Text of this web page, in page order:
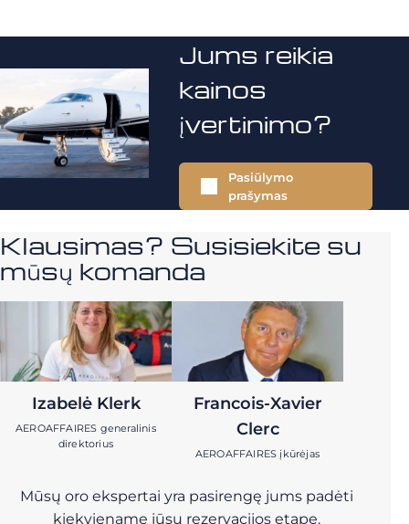
Jums reikia
kainos
įvertinimo?
Pasiūlymo
prašymas
Klausimas? Susisiekite su
mūsų komanda
Izabelė Klerk
AEROAFFAIRES generalinis
direktorius
Francois-Xavier
Clerc
AEROAFFAIRES įkūrėjas
Mūsų oro ekspertai yra pasirengę jums padėti
kiekviename jūsų rezervacijos etape.